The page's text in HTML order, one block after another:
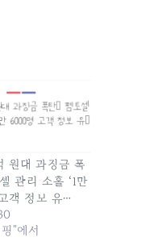
원대 과징금 폭
관리 소홀 ‘1만
객 정보 유…
"에서